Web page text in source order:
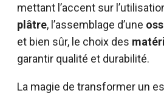
mettant l’accent sur
plâtre, l’assemblage d’une
et bien sûr, le choix des
garantir qualité et durabilité.
La magie de transformer un